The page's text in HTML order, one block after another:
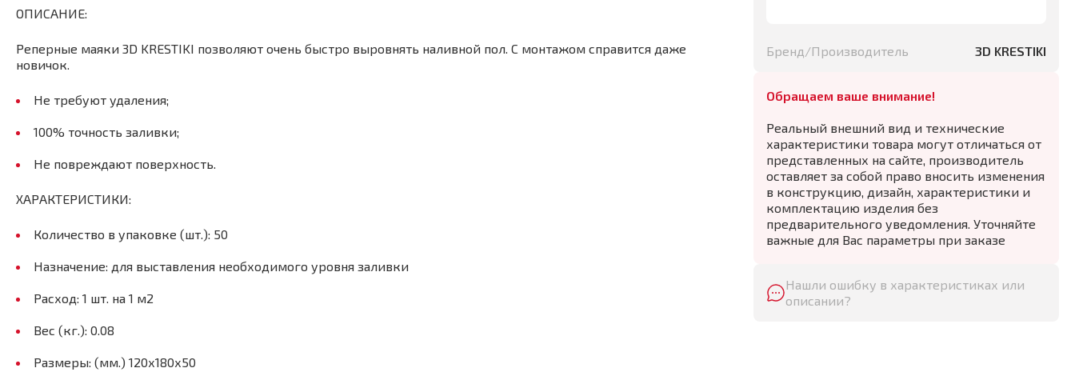
ОПИСАНИЕ:
Реперные маяки 3D KRESTIKI позволяют очень быстро выровнять наливной пол. С монтажом справится даже
новичок.
Не требуют удаления;
100% точность заливки;
Не повреждают поверхность.
ХАРАКТЕРИСТИКИ:
Количество в упаковке (шт.): 50
Назначение: для выставления необходимого уровня заливки
Расход: 1 шт. на 1 м2
Вес (кг.): 0.08
Размеры: (мм.) 120х180х50
Бренд/Производитель 3D KRESTIKI
Обращаем ваше внимание!
Реальный внешний вид и технические
характеристики товара могут отличаться от
представленных на сайте, производитель
оставляет за собой право вносить изменения
в конструкцию, дизайн, характеристики и
комплектацию изделия без
предварительного уведомления. Уточняйте
важные для Вас параметры при заказе
Нашли ошибку в характеристиках или
описании?